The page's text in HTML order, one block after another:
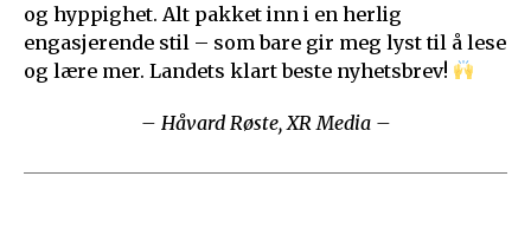
og hyppighet. Alt pakket inn i en herlig
engasjerende stil – som bare gir meg lyst til å lese
og lære mer. Landets klart beste nyhetsbrev!
– Håvard Røste, XR Media –